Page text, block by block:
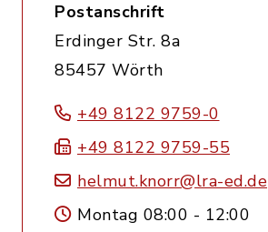
Postanschrift
Erdinger Str. 8a
85457 Wörth
+49 8122 9759-0
+49 8122 9759-55
helmut.knorr@lra-ed.de
Montag 08:00 - 12:00